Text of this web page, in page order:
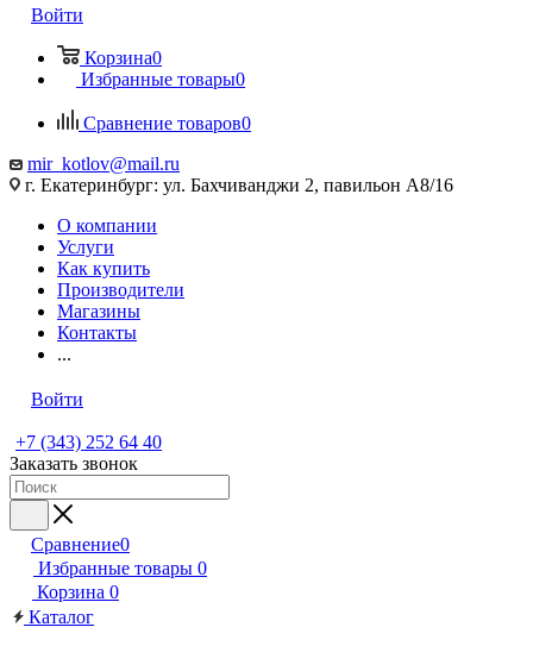
Войти
Корзина0
Избранные товары0
Сравнение товаров0
mir_kotlov@mail.ru
г. Екатеринбург: ул. Бахчиванджи 2, павильон А8/16
О компании
Услуги
Как купить
Производители
Магазины
Контакты
...
Войти
+7 (343) 252 64 40
Заказать звонок
Сравнение0
Избранные товары 0
Корзина 0
Каталог